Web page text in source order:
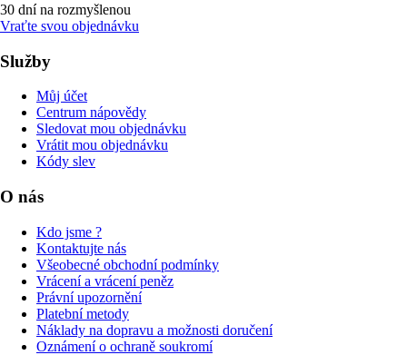
30 dní na rozmyšlenou
Vraťte svou objednávku
Služby
Můj účet
Centrum nápovědy
Sledovat mou objednávku
Vrátit mou objednávku
Kódy slev
O nás
Kdo jsme ?
Kontaktujte nás
Všeobecné obchodní podmínky
Vrácení a vrácení peněz
Právní upozornění
Platební metody
Náklady na dopravu a možnosti doručení
Oznámení o ochraně soukromí